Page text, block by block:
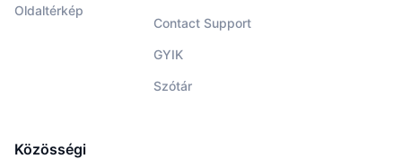
Oldaltérkép
Contact Support
GYIK
Szótár
Közösségi